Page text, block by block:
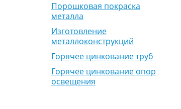
Порошковая покраска
металла
Изготовление
металлоконструкций
Горячее цинкование труб
Горячее цинкование опор
освещения